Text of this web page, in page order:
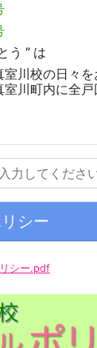
う ” は
川校の日々
川町内に全
シー
シー.pdf